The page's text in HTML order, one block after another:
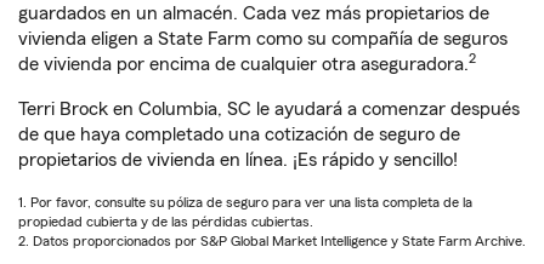
guardados en un almacén. Cada vez más propietarios de
vivienda eligen a State Farm como su compañía de seguros
de vivienda por encima de cualquier otra aseguradora.2
Terri Brock en Columbia, SC le ayudará a comenzar después
de que haya completado una cotización de seguro de
propietarios de vivienda en línea. ¡Es rápido y sencillo!
1. Por favor, consulte su póliza de seguro para ver una lista completa de la
propiedad cubierta y de las pérdidas cubiertas.
2. Datos proporcionados por S&P Global Market Intelligence y State Farm Archive.